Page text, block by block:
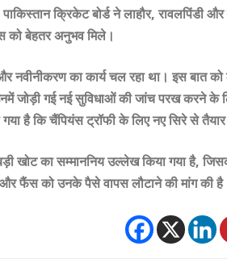
पाकिस्तान क्रिकेट बोर्ड ने लाहौर,
को बेहतर अनुभव मिले।
नवीनीकरण का कार्य चल रहा था। इस बात
जोड़ी गई नई सुविधाओं की जांच परख करने के
है कि चैंपियंस ट्रॉफी के लिए नए सिरे से
खोट का सम्माननिय उल्लेख किया गया है,
फैंस को उनके पैसे वापस लौटाने की मांग की